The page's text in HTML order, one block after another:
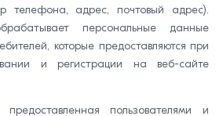
телефона, адрес, почтовый адрес).
персональные данные
которые предоставляются при
и регистрации на веб-сайте
пользователями и